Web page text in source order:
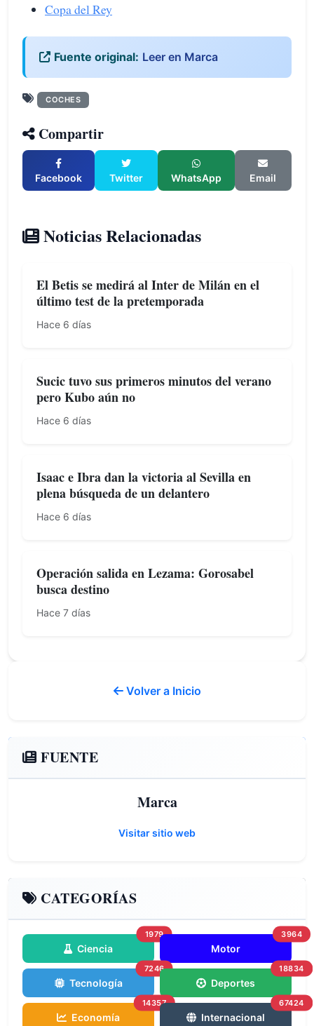
Copa del Rey
Fuente original: Leer en Marca
COCHES
Compartir
Facebook Twitter WhatsApp Email
Noticias Relacionadas
El Betis se medirá al Inter de Milán en el
último test de la pretemporada
Hace 6 días
Sucic tuvo sus primeros minutos del verano
pero Kubo aún no
Hace 6 días
Isaac e Ibra dan la victoria al Sevilla en
plena búsqueda de un delantero
Hace 6 días
Operación salida en Lezama: Gorosabel
busca destino
Hace 7 días
Volver a Inicio
FUENTE
Marca
Visitar sitio web
CATEGORÍAS
Ciencia
1979
Motor
3964
Tecnología
7246
Deportes
18834
Economía
14357
Internacional
67424